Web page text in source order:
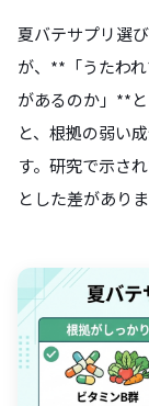
夏バテサプリ選
が、**「うたわ
があるのか」**
と、根拠の弱い
す。研究で示さ
とした差がありま